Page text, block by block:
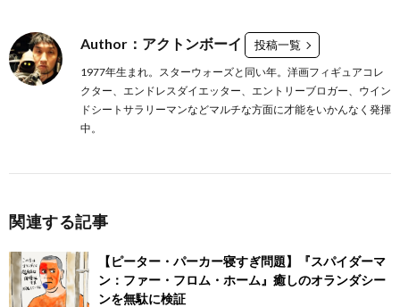
Author：アクトンボーイ 投稿一覧
1977年生まれ。スターウォーズと同い年。洋画フィギュアコレ
クター、エンドレスダイエッター、エントリーブロガー、ウイン
ドシートサラリーマンなどマルチな方面に才能をいかんなく発揮
中。
関連する記事
【ピーター・パーカー寝すぎ問題】『スパイダーマ
ン：ファー・フロム・ホーム』癒しのオランダシー
ンを無駄に検証